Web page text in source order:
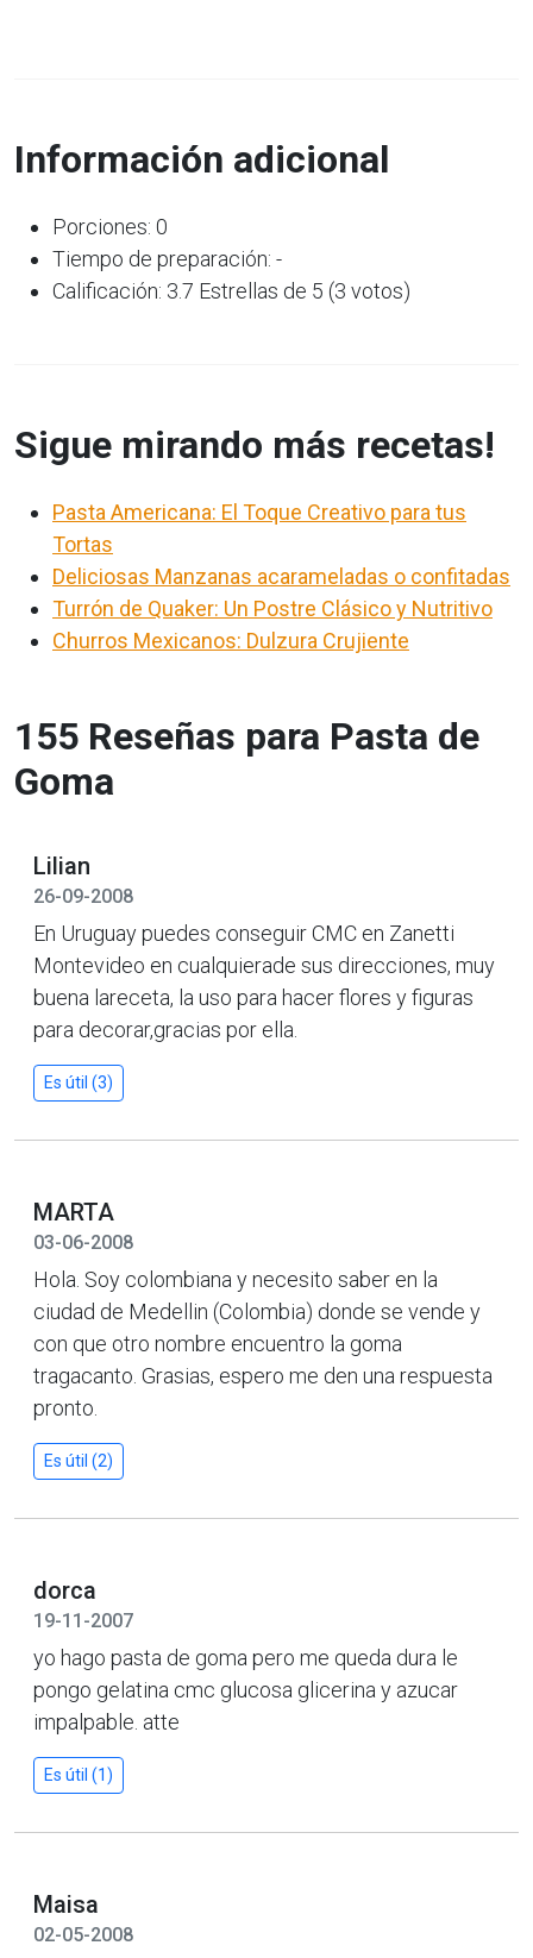
Información adicional
Porciones: 0
Tiempo de preparación: -
Calificación: 3.7 Estrellas de 5 (3 votos)
Sigue mirando más recetas!
Pasta Americana: El Toque Creativo para tus
Tortas
Deliciosas Manzanas acarameladas o confitadas
Turrón de Quaker: Un Postre Clásico y Nutritivo
Churros Mexicanos: Dulzura Crujiente
155 Reseñas para Pasta de
Goma
Lilian
26-09-2008
En Uruguay puedes conseguir CMC en Zanetti
Montevideo en cualquierade sus direcciones, muy
buena lareceta, la uso para hacer flores y figuras
para decorar,gracias por ella.
Es útil (3)
MARTA
03-06-2008
Hola. Soy colombiana y necesito saber en la
ciudad de Medellin (Colombia) donde se vende y
con que otro nombre encuentro la goma
tragacanto. Grasias, espero me den una respuesta
pronto.
Es útil (2)
dorca
19-11-2007
yo hago pasta de goma pero me queda dura le
pongo gelatina cmc glucosa glicerina y azucar
impalpable. atte
Es útil (1)
Maisa
02-05-2008